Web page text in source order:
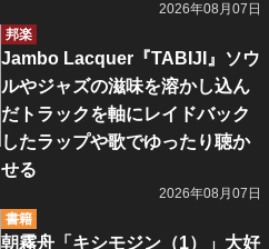
2026年08月07日
邦楽
Jambo Lacquer『TABIJI』ソウ
ルやジャズの滋味を溶かし込ん
だトラックを軸にレイドバック
したラップや歌でゆったり聴か
せる
2026年08月07日
書籍
朝霧舟「キシモジン（1）」大好